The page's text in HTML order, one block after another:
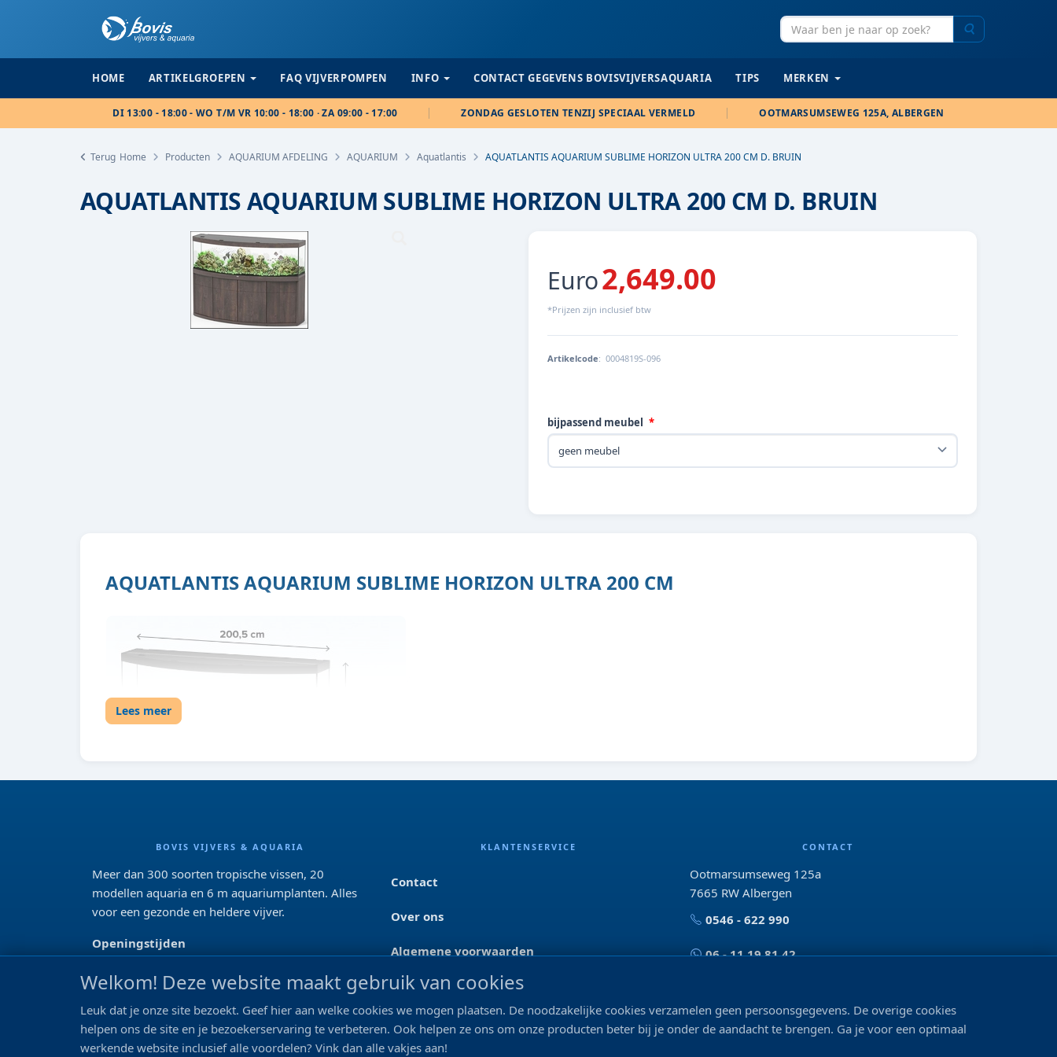
HOME ARTIKELGROEPEN FAQ VIJVERPOMPEN INFO CONTACT GEGEVENS BOVISVIJVERSAQUARIA TIPS MERKEN
DI 13:00 - 18:00 - WO T/M VR 10:00 - 18:00 · ZA 09:00 - 17:00 ZONDAG GESLOTEN TENZIJ SPECIAAL VERMELD OOTMARSUMSEWEG 125A, ALBERGEN
Terug Home Producten AQUARIUM AFDELING AQUARIUM Aquatlantis AQUATLANTIS AQUARIUM SUBLIME HORIZON ULTRA 200 CM D. BRUIN
AQUATLANTIS AQUARIUM SUBLIME HORIZON ULTRA 200 CM D. BRUIN
Euro2,649.00
*Prijzen zijn inclusief btw
Artikelcode: 0004819S-096
bijpassend meubel
AQUATLANTIS AQUARIUM SUBLIME HORIZON ULTRA 200 CM
Lees meer
BOVIS VIJVERS & AQUARIA
Meer dan 300 soorten tropische vissen, 20
modellen aquaria en 6 m aquariumplanten. Alles
voor een gezonde en heldere vijver.
Openingstijden
Za: 09:00 - 17:00
REVIEWS
KLANTENSERVICE
Contact
Over ons
Algemene voorwaarden
Privacyverklaring
Blog & tips
CONTACT
Ootmarsumseweg 125a
7665 RW Albergen
0546 - 622 990
06 - 11 19 81 42
VOLG ONS
Welkom! Deze website maakt gebruik van cookies
Leuk dat je onze site bezoekt. Geef hier aan welke cookies we mogen plaatsen. De noodzakelijke cookies verzamelen geen persoonsgegevens. De overige cookies
helpen ons de site en je bezoekerservaring te verbeteren. Ook helpen ze ons om onze producten beter bij je onder de aandacht te brengen. Ga je voor een optimaal
werkende website inclusief alle voordelen? Vink dan alle vakjes aan!